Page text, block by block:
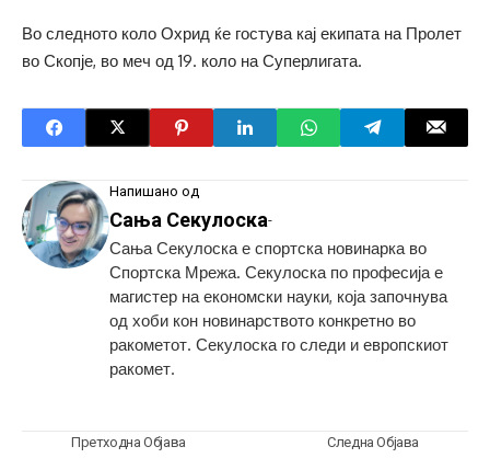
Во следното коло Охрид ќе гостува кај екипата на Пролет
во Скопје, во меч од 19. коло на Суперлигата.
Напишано од
Сања Секулоска-
Сања Секулоска е спортска новинарка во
Спортска Мрежа. Секулоска по професија е
магистер на економски науки, која започнува
од хоби кон новинарството конкретно во
ракометот. Секулоска го следи и европскиот
ракомет.
Претходна Објава Следна Објава